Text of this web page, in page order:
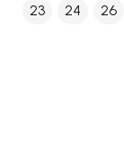
23 24 26